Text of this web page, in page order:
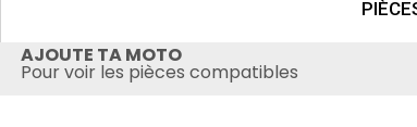
AJOUTE TA MOTO
Pour voir les pièces compatibles